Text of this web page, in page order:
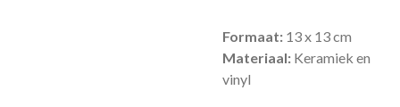
Formaat: 13 x 13 cm
Materiaal: Keramiek en
vinyl